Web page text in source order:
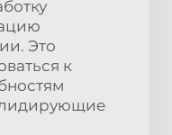
Это
к
лидирующие